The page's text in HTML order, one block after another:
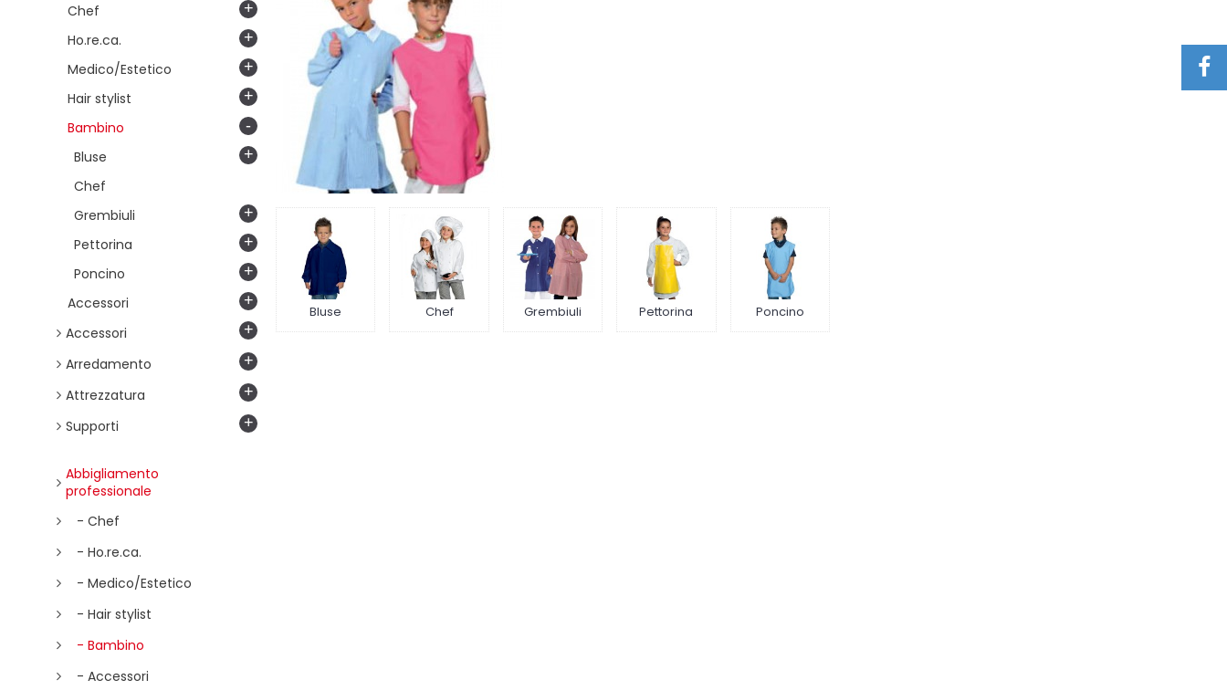
Chef
+
Ho.re.ca.
+
Medico/Estetico
+
Hair stylist
+
Bambino
-
Bluse
+
Chef
Grembiuli
+
Pettorina
+
Poncino
+
Accessori
+
Accessori
+
Arredamento
+
Attrezzatura
+
Supporti
+
Abbigliamento
professionale
- Chef
- Ho.re.ca.
- Medico/Estetico
- Hair stylist
- Bambino
- Accessori
Bluse Chef Grembiuli Pettorina Poncino